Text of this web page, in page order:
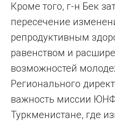
Кроме того, г-н Бек
пересечение
репродуктивным
равенством и
возможностей
Регионального
важность миссии
Туркменистане, где